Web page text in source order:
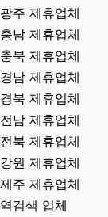
광주 제휴업체
충남 제휴업체
충북 제휴업체
경남 제휴업체
경북 제휴업체
전남 제휴업체
전북 제휴업체
강원 제휴업체
제주 제휴업체
역검색 업체